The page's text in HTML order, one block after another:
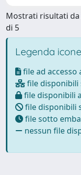
Mostrati risultati da
di 5
Legenda icone
file ad accesso
file disponibili
file disponibili
file disponibili
file sotto
nessun file